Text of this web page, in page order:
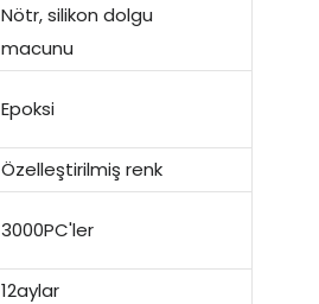
Nötr, silikon dolgu
macunu
Epoksi
Özelleştirilmiş renk
3000PC'ler
12aylar